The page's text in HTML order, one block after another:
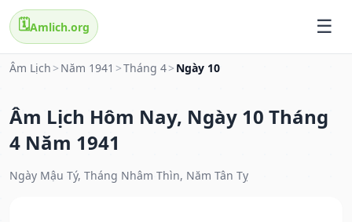
🗓️Amlich.org
Âm Lịch > Năm 1941 >Tháng 4> Ngày 10
Âm Lịch Hôm Nay, Ngày 10 Tháng
4 Năm 1941
Ngày Mậu Tý, Tháng Nhâm Thìn, Năm Tân Tỵ